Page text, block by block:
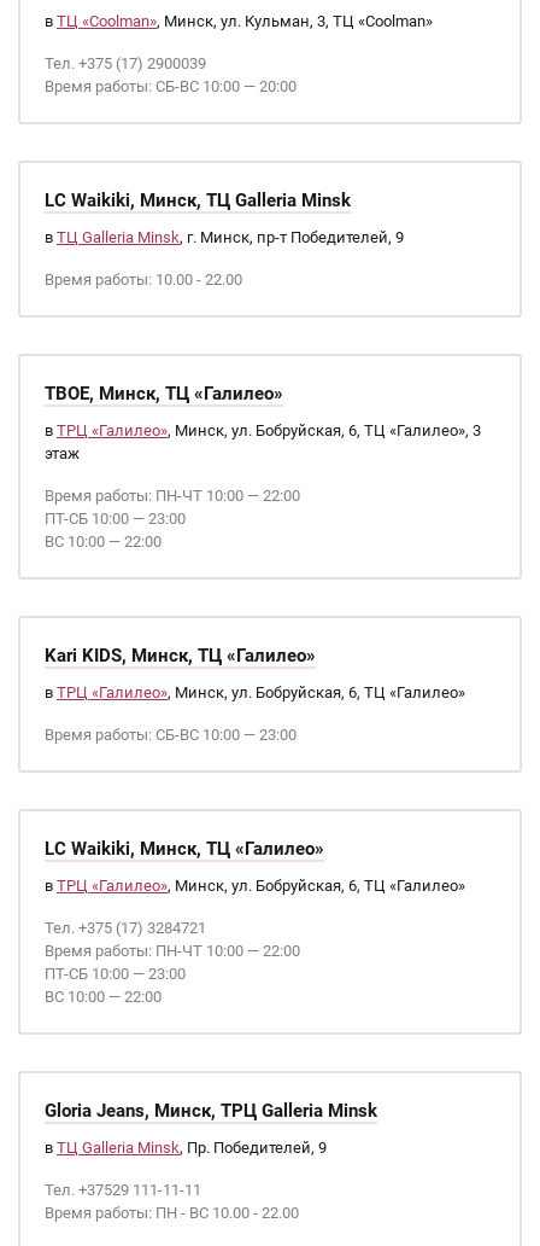
в ТЦ «Coolman», Минск, ул. Кульман, 3, ТЦ «Coolman»
Тел. +375 (17) 2900039
Время работы: СБ-ВС 10:00 — 20:00
LC Waikiki, Минск, ТЦ Galleria Minsk
в ТЦ Galleria Minsk, г. Минск, пр-т Победителей, 9
Время работы: 10.00 - 22.00
ТВОЕ, Минск, ТЦ «Галилео»
в ТРЦ «Галилео», Минск, ул. Бобруйская, 6, ТЦ «Галилео», 3
этаж
Время работы: ПН-ЧТ 10:00 — 22:00
ПТ-СБ 10:00 — 23:00
ВС 10:00 — 22:00
Kari KIDS, Минск, ТЦ «Галилео»
в ТРЦ «Галилео», Минск, ул. Бобруйская, 6, ТЦ «Галилео»
Время работы: СБ-ВС 10:00 — 23:00
LC Waikiki, Минск, ТЦ «Галилео»
в ТРЦ «Галилео», Минск, ул. Бобруйская, 6, ТЦ «Галилео»
Тел. +375 (17) 3284721
Время работы: ПН-ЧТ 10:00 — 22:00
ПТ-СБ 10:00 — 23:00
ВС 10:00 — 22:00
Gloria Jeans, Минск, ТРЦ Galleria Minsk
в ТЦ Galleria Minsk, Пр. Победителей, 9
Тел. +37529 111-11-11
Время работы: ПН - ВС 10.00 - 22.00